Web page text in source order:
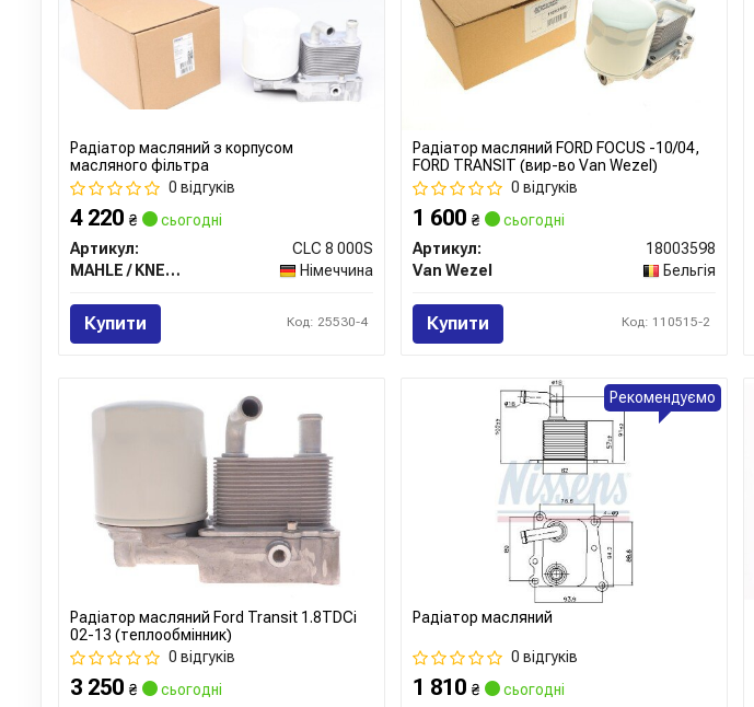
Радіатор масляний з корпусом
масляного фільтра
0 відгуків
4 220 ₴
сьогодні
Артикул:
CLC 8 000S
MAHLE / KNECHT
Німеччина
Купити Код: 25530-4
Радіатор масляний FORD FOCUS -10/04,
FORD TRANSIT (вир-во Van Wezel)
0 відгуків
1 600 ₴
сьогодні
Артикул:
18003598
Van Wezel
Бельгія
Купити Код: 110515-2
Радіатор масляний Ford Transit 1.8TDCi
02-13 (теплообмінник)
0 відгуків
3 250 ₴
сьогодні
Радіатор масляний
0 відгуків
1 810 ₴
сьогодні
Рекомендуємо